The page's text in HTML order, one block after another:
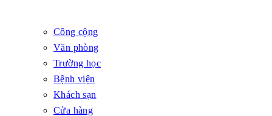
Công cộng
Văn phòng
Trường học
Bệnh viện
Khách sạn
Cửa hàng